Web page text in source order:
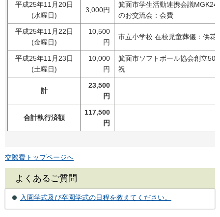
平成25年11月20日
(水曜日)
3,000円
箕面市学生活動連携会議
のお交流会：会費
平成25年11月22日
(金曜日)
10,500
円
市立小学校 在校児童葬儀：供花
平成25年11月23日
(土曜日)
10,000
円
箕面市ソフトボール協会創立50
祝
計
23,500
円
合計執行済額
117,500
円
交際費トップページへ
よくあるご質問
入園学式及び卒園学式の日程を教えてください。